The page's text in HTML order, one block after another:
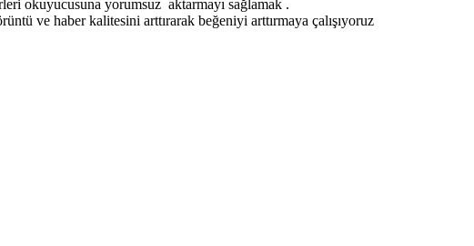
okuyucusuna yorumsuz aktarmayı sağlamak .
ve haber kalitesini arttırarak beğeniyi arttırmaya çalışıyoruz